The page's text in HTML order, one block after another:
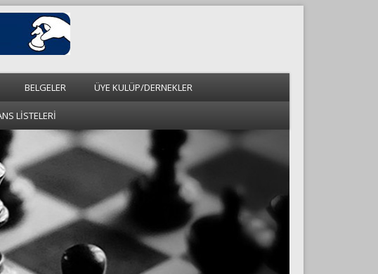
BELGELER ÜYE KULÜP/DERNEKLER
LİSTELERİ